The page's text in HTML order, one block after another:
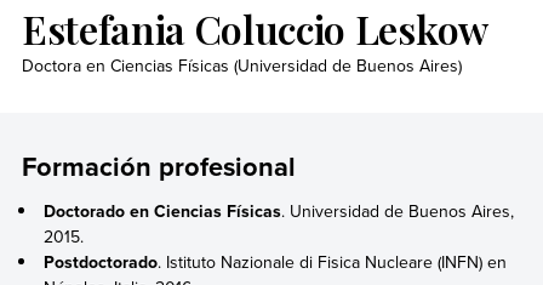
Estefania Coluccio Leskow
Doctora en Ciencias Físicas (Universidad de Buenos Aires)
Formación profesional
Doctorado en Ciencias Físicas. Universidad de Buenos Aires,
2015.
Postdoctorado. Istituto Nazionale di Fisica Nucleare (INFN) en